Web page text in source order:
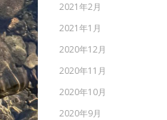
2021年2月
2021年1月
2020年12月
2020年11月
2020年10月
2020年9月